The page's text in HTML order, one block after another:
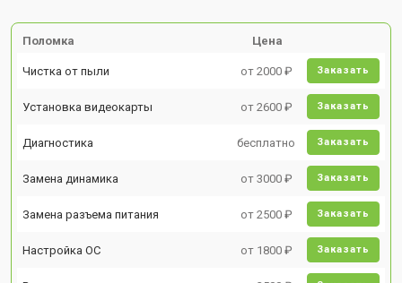
Поломка Цена
Чистка от пыли от 2000 ₽ Заказать
Установка видеокарты от 2600 ₽ Заказать
Диагностика бесплатно Заказать
Замена динамика от 3000 ₽ Заказать
Замена разъема питания от 2500 ₽ Заказать
Настройка ОС от 1800 ₽ Заказать